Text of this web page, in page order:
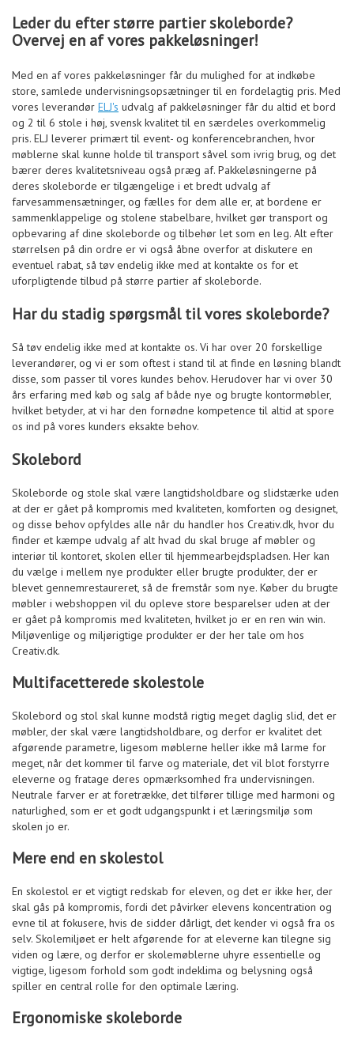
Leder du efter større partier skoleborde?
Overvej en af vores pakkeløsninger!
Med en af vores pakkeløsninger får du mulighed for at indkøbe
store, samlede undervisningsopsætninger til en fordelagtig pris. Med
vores leverandør ELJ's udvalg af pakkeløsninger får du altid et bord
og 2 til 6 stole i høj, svensk kvalitet til en særdeles overkommelig
pris. ELJ leverer primært til event- og konferencebranchen, hvor
møblerne skal kunne holde til transport såvel som ivrig brug, og det
bærer deres kvalitetsniveau også præg af. Pakkeløsningerne på
deres skoleborde er tilgængelige i et bredt udvalg af
farvesammensætninger, og fælles for dem alle er, at bordene er
sammenklappelige og stolene stabelbare, hvilket gør transport og
opbevaring af dine skoleborde og tilbehør let som en leg. Alt efter
størrelsen på din ordre er vi også åbne overfor at diskutere en
eventuel rabat, så tøv endelig ikke med at kontakte os for et
uforpligtende tilbud på større partier af skoleborde.
Har du stadig spørgsmål til vores skoleborde?
Så tøv endelig ikke med at kontakte os. Vi har over 20 forskellige
leverandører, og vi er som oftest i stand til at finde en løsning blandt
disse, som passer til vores kundes behov. Herudover har vi over 30
års erfaring med køb og salg af både nye og brugte kontormøbler,
hvilket betyder, at vi har den fornødne kompetence til altid at spore
os ind på vores kunders eksakte behov.
Skolebord
Skoleborde og stole skal være langtidsholdbare og slidstærke uden
at der er gået på kompromis med kvaliteten, komforten og designet,
og disse behov opfyldes alle når du handler hos Creativ.dk, hvor du
finder et kæmpe udvalg af alt hvad du skal bruge af møbler og
interiør til kontoret, skolen eller til hjemmearbejdspladsen. Her kan
du vælge i mellem nye produkter eller brugte produkter, der er
blevet gennemrestaureret, så de fremstår som nye. Køber du brugte
møbler i webshoppen vil du opleve store besparelser uden at der
er gået på kompromis med kvaliteten, hvilket jo er en ren win win.
Miljøvenlige og miljørigtige produkter er der her tale om hos
Creativ.dk.
Multifacetterede skolestole
Skolebord og stol skal kunne modstå rigtig meget daglig slid, det er
møbler, der skal være langtidsholdbare, og derfor er kvalitet det
afgørende parametre, ligesom møblerne heller ikke må larme for
meget, når det kommer til farve og materiale, det vil blot forstyrre
eleverne og fratage deres opmærksomhed fra undervisningen.
Neutrale farver er at foretrække, det tilfører tillige med harmoni og
naturlighed, som er et godt udgangspunkt i et læringsmiljø som
skolen jo er.
Mere end en skolestol
En skolestol er et vigtigt redskab for eleven, og det er ikke her, der
skal gås på kompromis, fordi det påvirker elevens koncentration og
evne til at fokusere, hvis de sidder dårligt, det kender vi også fra os
selv. Skolemiljøet er helt afgørende for at eleverne kan tilegne sig
viden og lære, og derfor er skolemøblerne uhyre essentielle og
vigtige, ligesom forhold som godt indeklima og belysning også
spiller en central rolle for den optimale læring.
Ergonomiske skoleborde